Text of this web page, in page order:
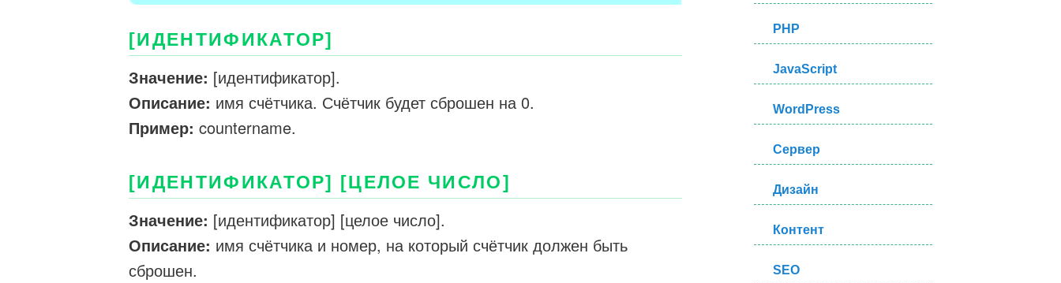
[ИДЕНТИФИКАТОР]
Значение: [идентификатор].
Описание: имя счётчика. Счётчик будет сброшен на 0.
Пример: countername.
[ИДЕНТИФИКАТОР] [ЦЕЛОЕ ЧИСЛО]
Значение: [идентификатор] [целое число].
Описание: имя счётчика и номер, на который счётчик должен быть
сброшен.
PHP
JavaScript
WordPress
Сервер
Дизайн
Контент
SEO